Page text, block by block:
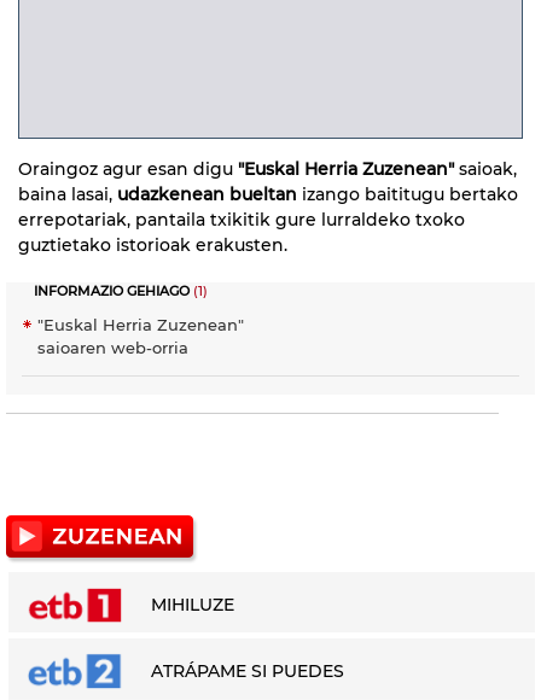
Oraingoz agur esan digu "Euskal Herria Zuzenean"saioak,
baina lasai, udazkenean bueltan izango baititugu bertako
errepotariak, pantaila txikitik gure lurraldeko txoko
guztietako istorioak erakusten.
INFORMAZIO GEHIAGO(1)
"Euskal Herria Zuzenean"
saioaren web-orria
MIHILUZE
ATRÁPAME SI PUEDES